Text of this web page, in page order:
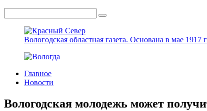
Вологодская областная газета. Основана в мае 1917
Главное
Новости
Вологодская молодежь может